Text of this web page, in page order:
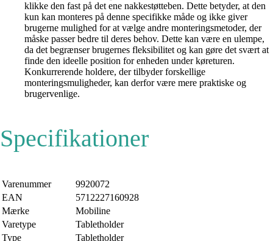
klikke den fast på det ene nakkestøtteben. Dette betyder, at den
kun kan monteres på denne specifikke måde og ikke giver
brugerne mulighed for at vælge andre monteringsmetoder, der
måske passer bedre til deres behov. Dette kan være en ulempe,
da det begrænser brugernes fleksibilitet og kan gøre det svært at
finde den ideelle position for enheden under køreturen.
Konkurrerende holdere, der tilbyder forskellige
monteringsmuligheder, kan derfor være mere praktiske og
brugervenlige.
Specifikationer
Varenummer
9920072
EAN
5712227160928
Mærke
Mobiline
Varetype
Tabletholder
Type
Tabletholder